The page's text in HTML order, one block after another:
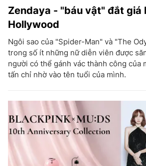
Zendaya - "báu vật" đắt giá
Hollywood
Ngôi sao của "Spider-Man" và "The
trong số ít những nữ diễn viên được
người có thể gánh vác thành công của
tấn chỉ nhờ vào tên tuổi của mình.